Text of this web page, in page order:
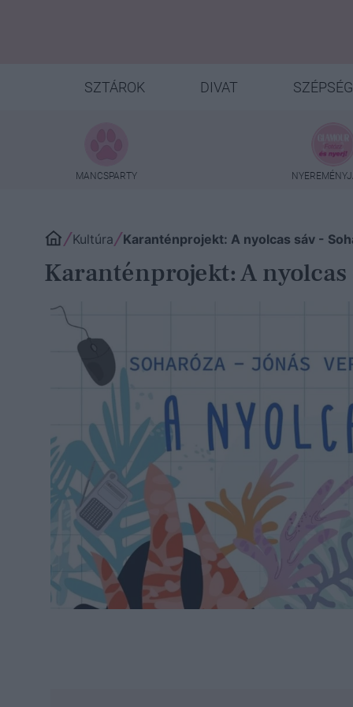
SZTÁROK DIVAT SZÉPSÉG
MANCSPARTY
Kultúra Karanténprojekt: A nyolcas sáv -
Karanténprojekt: A nyolcas